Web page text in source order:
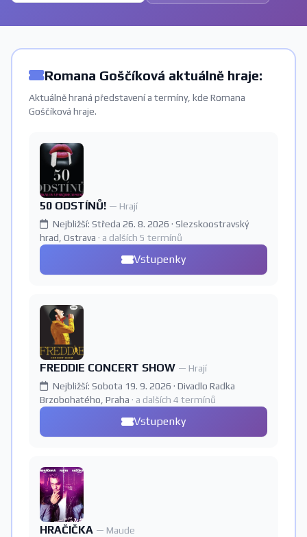
Romana Goščíková aktuálně hraje:
Aktuálně hraná představení a termíny, kde Romana
Goščíková hraje.
50 ODSTÍNŮ! — Hrají
Nejbližší: Středa 26. 8. 2026 · Slezskoostravský
hrad, Ostrava · a dalších 5 termínů
Vstupenky
FREDDIE CONCERT SHOW — Hrají
Nejbližší: Sobota 19. 9. 2026 · Divadlo Radka
Brzobohatého, Praha · a dalších 4 termínů
Vstupenky
HRAČIČKA — Maude